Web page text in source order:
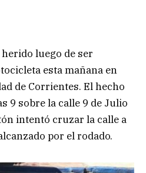
luego de ser
esta mañana en
de Corrientes. El hecho
9 sobre la calle 9 de Julio
intentó cruzar la calle a
por el rodado.